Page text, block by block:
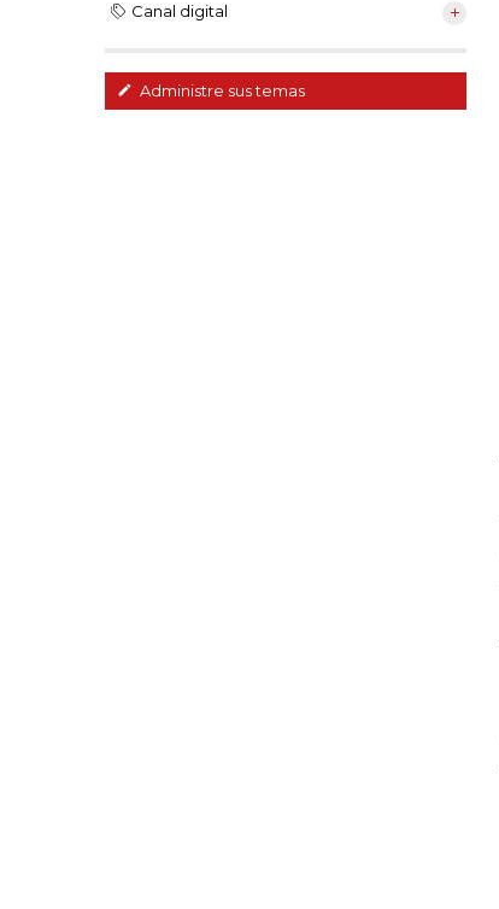
Canal digital
Administre sus temas